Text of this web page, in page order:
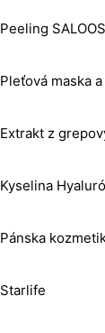
Peeling SALOOS
Pleťová maska
Extrakt z
Kyselina
Pánska
Starlife